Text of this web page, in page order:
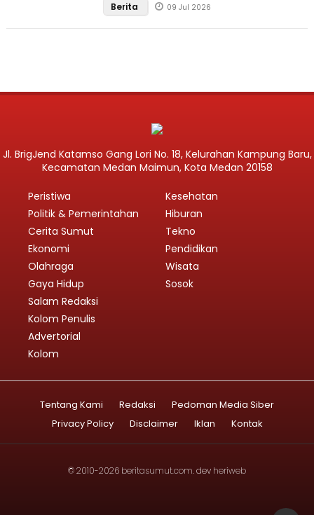
Berita 09 Jul 2026
Jl. BrigJend Katamso Gang Lori No. 18, Kelurahan Kampung Baru,
Kecamatan Medan Maimun, Kota Medan 20158
Peristiwa
Politik & Pemerintahan
Cerita Sumut
Ekonomi
Olahraga
Gaya Hidup
Kesehatan
Hiburan
Tekno
Pendidikan
Wisata
Sosok
Salam Redaksi
Kolom Penulis
Advertorial
Kolom
Tentang Kami Redaksi
Pedoman Media Siber
Privacy Policy
Disclaimer Iklan Kontak
© 2010-2026 beritasumut.com. dev heriweb